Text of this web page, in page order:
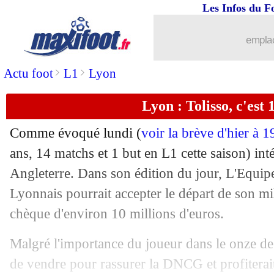
Actu foot> L1 > Lyon
Les Infos du
Lyon : Tolisso, c'est
Comme évoqué lundi (voir la brève d'hier à
ans, 14 matchs et 1 but en L1 cette saison)
Angleterre. Dans son édition du jour,
Lyonnais pourrait accepter le départ de son
chèque d'environ 10 millions d'euros.
Malgré l'importance du joueur dans le onze
de vendre pour rassurer la DNCG et
: Asensio ciblé par la Juve !
31/12 Milan: pas comme à Nantes pour
: Fonseca, les excuses de
31/12 ASSE: mauvaise nouvelle pour
31/12 Man Utd: pas d'enveloppe pour le
31/12 Barça : Jorge Mendes ne doute pas
31/12 Algérie: Cherki-Akliouche, l'avis de
31/12 Bayern : la prolongation de Sané